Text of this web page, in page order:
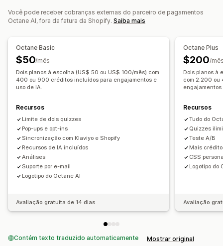
Lista de captura de e-mails Lista de captura de SMS
Complementos de produto Recomendações de produtos
Análises
Testes A/B
Desempenho da recomendação Desempenho do funil
Você pode receber cobranças externas do parceiro de pagamentos
Octane AI, fora da fatura da Shopify. Saiba mais
Octane Basic
$50/mês
Dois planos à escolha (US$ 50 ou US$ 100/mês) com
400 ou 900 créditos incluídos para engajamentos e
uso de IA.
Recursos
Limite de dois quizzes
Pop-ups e opt-ins
Sincronização com Klaviyo e Shopify
Recursos de IA incluídos
Análises
Suporte por e-mail
Logotipo do Octane AI
Avaliação gratuita de 14 dias
Octane Plus
$200/
Dois planos à
com 2.200 ou
engajamentos
Recursos
Tudo do
Quizzes
Teste A/B
Mais
CSS
Logotipo do
Avaliação
Contém texto traduzido automaticamente Mostrar original